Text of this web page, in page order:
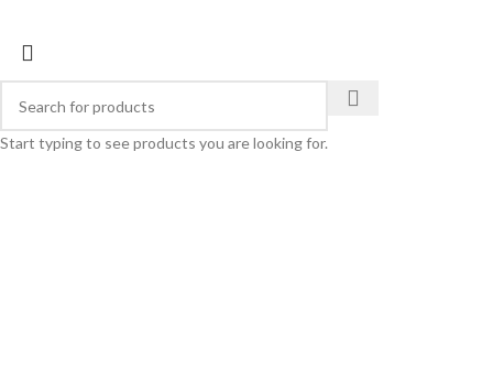
Start typing to see products you are looking for.